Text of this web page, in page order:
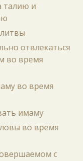
талию и
отвлекаться
во время
во время
имаму
во время
с